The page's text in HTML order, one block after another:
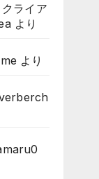
ライア
より
より